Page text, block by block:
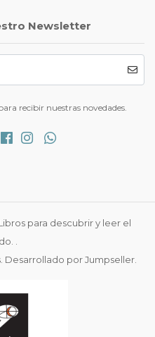
Newsletter
recibir nuestras novedades.
para descubrir y leer el
.
Desarrollado por Jumpseller